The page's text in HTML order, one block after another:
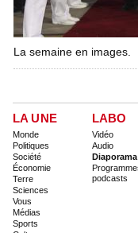
La semaine en images.
LA UNE
Monde
Politiques
Société
Économie
Terre
Sciences
Vous
Médias
Sports
LABO
Vidéo
Audio
Diaporama
podcasts